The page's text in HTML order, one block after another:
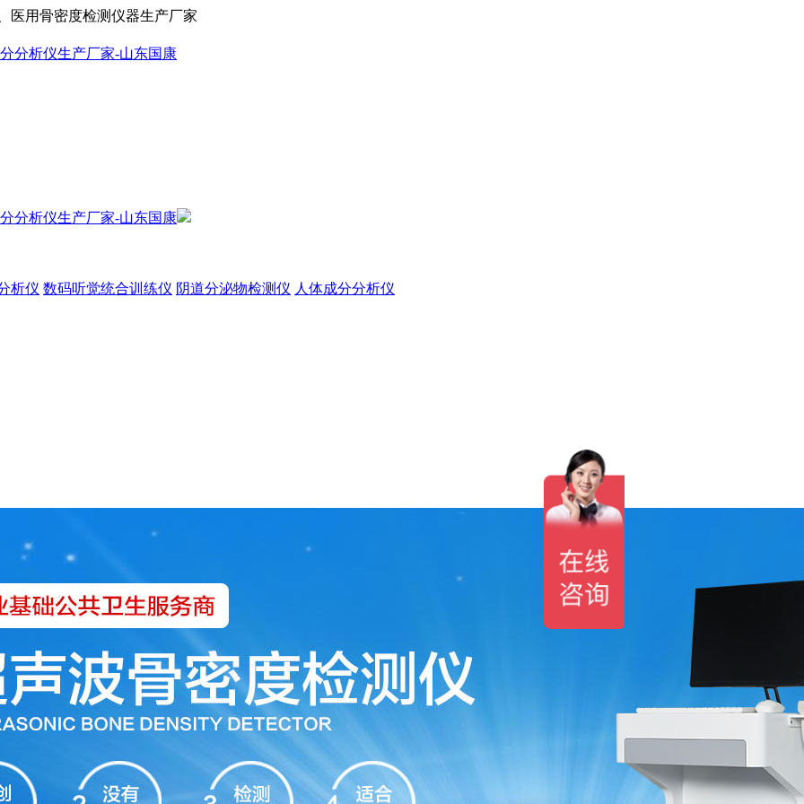
医用骨密度检测仪器生产厂家
析仪 数码听觉统合训练仪 阴道分泌物检测仪 人体成分分析仪